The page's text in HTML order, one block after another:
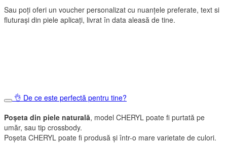
Sau poți oferi un voucher personalizat cu nuanțele preferate, text si
fluturași din piele aplicați, livrat în data aleasă de tine.
👌 De ce este perfectă pentru tine?
Poșeta din piele naturală, model CHERYL poate fi purtată pe
umăr, sau tip crossbody.
Poșeta CHERYL poate fi produsă și într-o mare varietate de culori.